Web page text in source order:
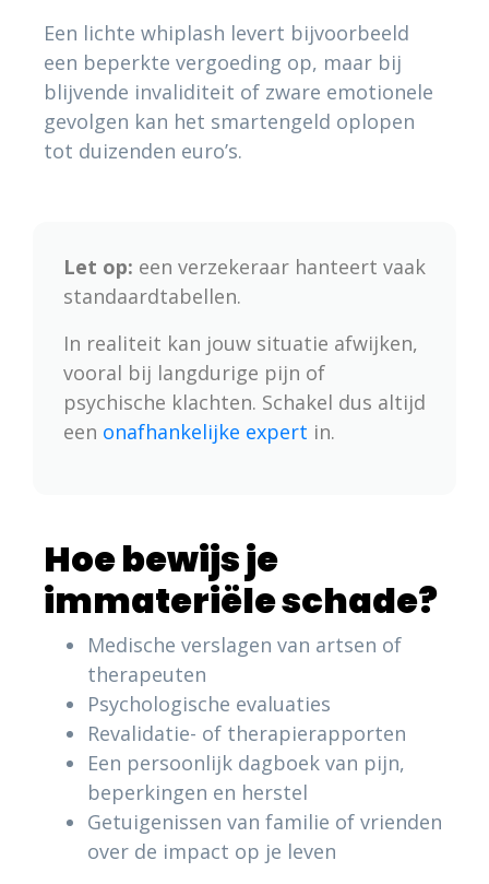
Een lichte whiplash levert bijvoorbeeld
een beperkte vergoeding op, maar bij
blijvende invaliditeit of zware emotionele
gevolgen kan het smartengeld oplopen
tot duizenden euro’s.
Let op: een verzekeraar hanteert vaak
standaardtabellen.
In realiteit kan jouw situatie afwijken,
vooral bij langdurige pijn of
psychische klachten. Schakel dus altijd
een onafhankelijke expert in.
Hoe bewijs je
immateriële schade?
Medische verslagen van artsen of
therapeuten
Psychologische evaluaties
Revalidatie- of therapierapporten
Een persoonlijk dagboek van pijn,
beperkingen en herstel
Getuigenissen van familie of vrienden
over de impact op je leven